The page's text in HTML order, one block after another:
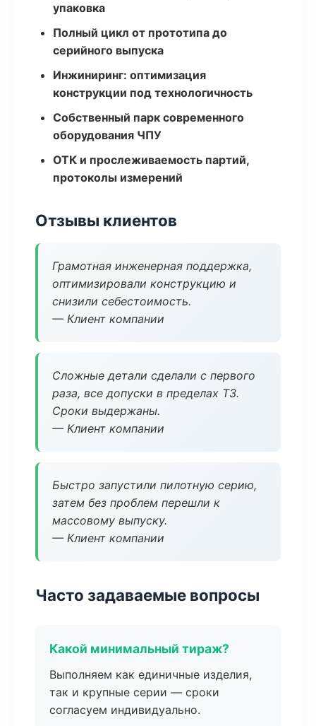
упаковка
Полный цикл от прототипа до
серийного выпуска
Инжиниринг: оптимизация
конструкции под технологичность
Собственный парк современного
оборудования ЧПУ
ОТК и прослеживаемость партий,
протоколы измерений
Отзывы клиентов
Грамотная инженерная поддержка,
оптимизировали конструкцию и
снизили себестоимость.
— Клиент компании
Сложные детали сделали с первого
раза, все допуски в пределах ТЗ.
Сроки выдержаны.
— Клиент компании
Быстро запустили пилотную серию,
затем без проблем перешли к
массовому выпуску.
— Клиент компании
Часто задаваемые вопросы
Какой минимальный тираж?
Выполняем как единичные изделия,
так и крупные серии — сроки
согласуем индивидуально.